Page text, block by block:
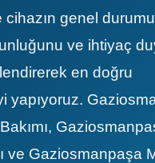
cihazın genel
ve ihtiyaç
en doğru
yapıyoruz.
ve Gaziosmanpaşa